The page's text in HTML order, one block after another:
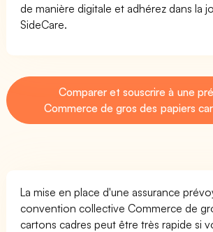
de manière digitale et adhérez dans la
SideCare.
Comparer et souscrire à une
Commerce de gros des papiers
La mise en place d'une assurance
convention collective Commerce de
cartons cadres peut être très rapide si